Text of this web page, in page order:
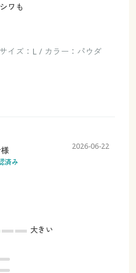
ワも
イズ：L / カラー：パウダ
済み
2026-06-22
大きい